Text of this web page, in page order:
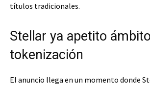
títulos tradicionales.
Stellar ya apetito
tokenización
El anuncio llega en un momento donde